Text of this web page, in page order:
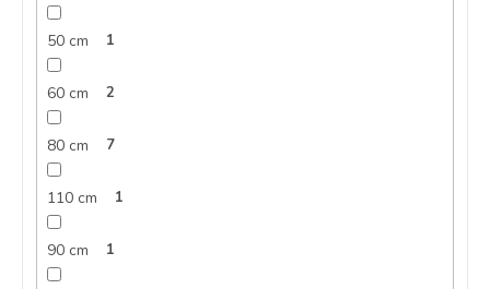
50 cm 1
60 cm 2
80 cm 7
110 cm 1
90 cm 1